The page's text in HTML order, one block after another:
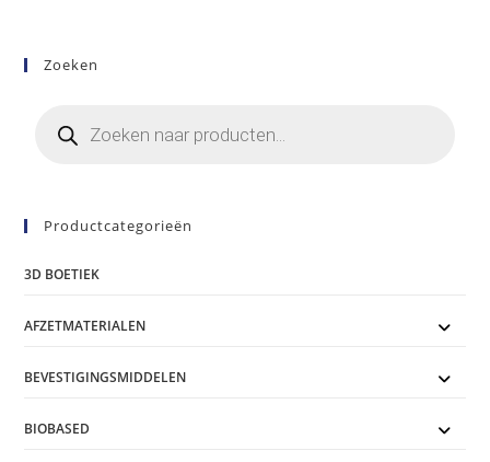
Zoeken
zoeken
Productcategorieën
3D BOETIEK
AFZETMATERIALEN
BEVESTIGINGSMIDDELEN
BIOBASED